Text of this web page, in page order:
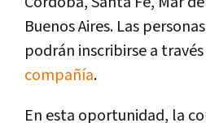
Buenos Aires. Las
podrán inscribirse a
compañía.
En esta oportunidad, la